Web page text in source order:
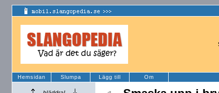
Hemsidan Slumpa Lägg till Om